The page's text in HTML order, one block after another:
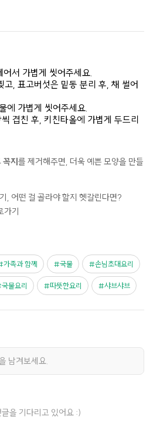
서 가볍게 씻어주세요.
고, 표고버섯은 밑동 분리 후, 채 썰어
에 가볍게 씻어주세요.
겹친 후, 키친타올에 가볍게 두드리
꼭지를 제거해주면, 더욱 예쁜 모양을 만들
, 어떤 걸 골라야 할지 헷갈린다면?
기
가족과 함께 국물 손님초대요리
국물요리 따뜻한요리 샤브샤브
남겨보세요.
을 기다리고 있어요 :)